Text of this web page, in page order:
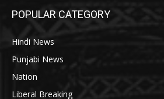
POPULAR CATEGORY
Hindi News
Punjabi News
Nation
Liberal Breaking